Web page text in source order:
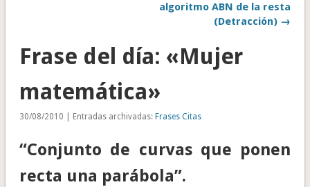
algoritmo ABN de la resta
(Detracción) →
Frase del día: «Mujer
matemática»
30/08/2010 | Entradas archivadas: Frases Citas
“Conjunto de curvas que ponen
recta una parábola”.